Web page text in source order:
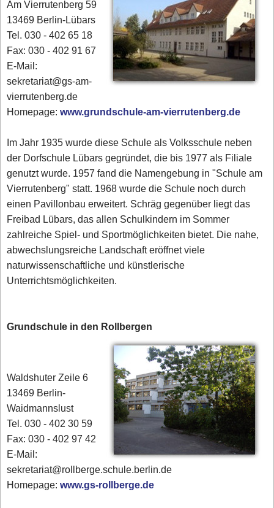
Am Vierrutenberg 59
13469 Berlin-Lübars
Tel. 030 - 402 65 18
Fax: 030 - 402 91 67
E-Mail:
sekretariat@gs-am-
vierrutenberg.de
Homepage:www.grundschule-am-vierrutenberg.de
Im Jahr 1935 wurde diese Schule als Volksschule neben
der Dorfschule Lübars gegründet, die bis 1977 als Filiale
genutzt wurde. 1957 fand die Namengebung in "Schule am
Vierrutenberg" statt. 1968 wurde die Schule noch durch
einen Pavillonbau erweitert. Schräg gegenüber liegt das
Freibad Lübars, das allen Schulkindern im Sommer
zahlreiche Spiel- und Sportmöglichkeiten bietet. Die nahe,
abwechslungsreiche Landschaft eröffnet viele
naturwissenschaftliche und künstlerische
Unterrichtsmöglichkeiten.
Grundschule in den Rollbergen
Waldshuter Zeile 6
13469 Berlin-
Waidmannslust
Tel. 030 - 402 30 59
Fax: 030 - 402 97 42
E-Mail:
sekretariat@rollberge.schule.berlin.de
Homepage:www.gs-rollberge.de